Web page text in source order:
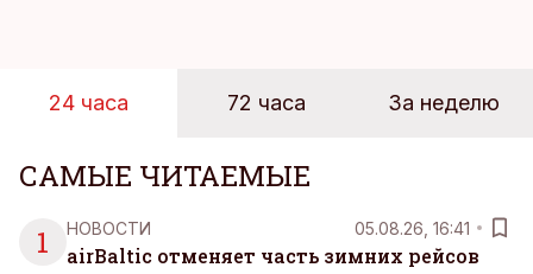
24 часа 72 часа За неделю
САМЫЕ ЧИТАЕМЫЕ
1
НОВОСТИ 05.08.26, 16:41
airBaltic отменяет часть зимних рейсов